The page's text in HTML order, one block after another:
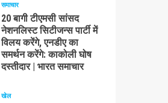
समाचार
20 बागी टीएमसी सांसद
नेशनलिस्ट सिटीजन्स पार्टी में
विलय करेंगे, एनडीए का
समर्थन करेंगे: काकोली घोष
दस्तीदार | भारत समाचार
खेल